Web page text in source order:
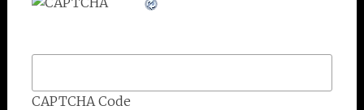
CAPTCHA Code